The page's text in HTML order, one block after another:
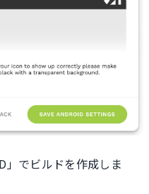
」でビルドを作成しま